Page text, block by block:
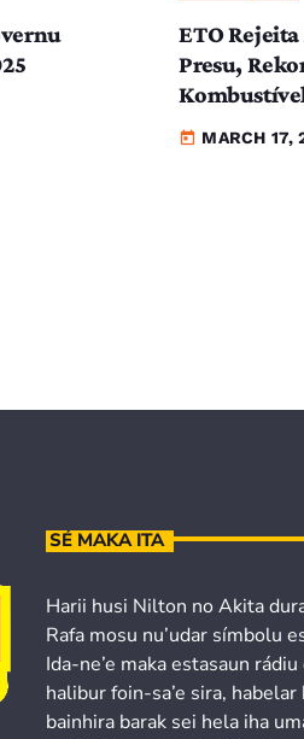
ETO
Presu,
Kombustível
today MARCH 17,
SÉ MAKA ITA
Harii husi Nilton no Akita
Rafa mosu nu’udar símbolu
Ida-ne’e maka estasaun
halibur foin-sa’e sira,
bainhira barak sei hela iha